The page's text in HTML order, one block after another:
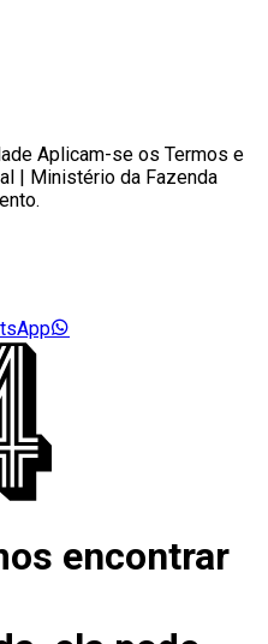
Aplicam-se os Termos e
| Ministério da Fazenda
encontrar